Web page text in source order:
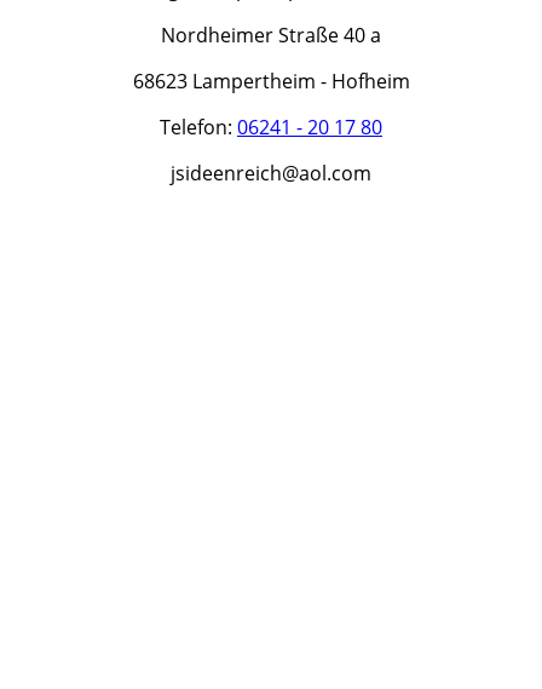
Nordheimer Straße 40 a
68623 Lampertheim - Hofheim
Telefon: 06241 - 20 17 80
jsideenreich@aol.com